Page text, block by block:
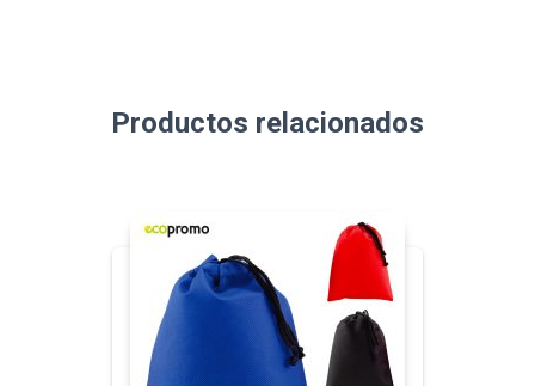
Productos relacionados